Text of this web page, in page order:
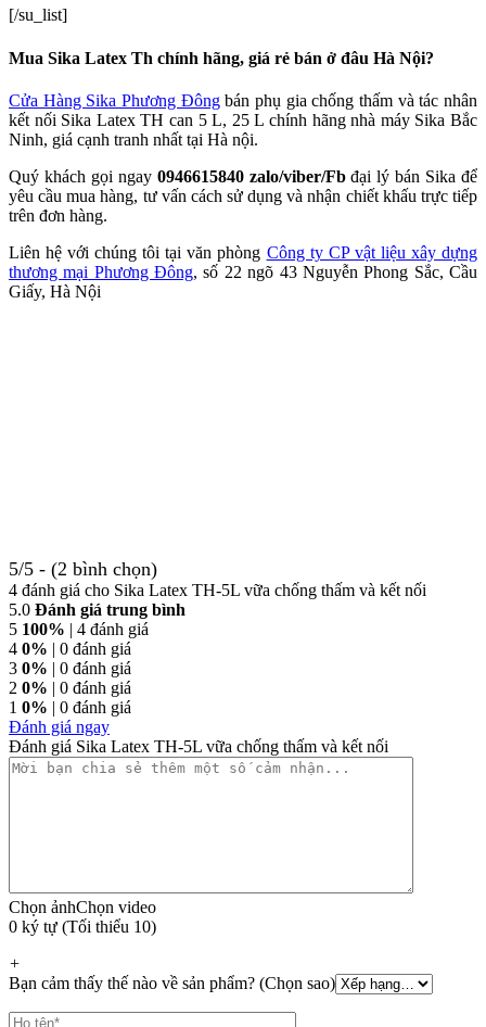
[/su_list]
Mua Sika Latex Th chính hãng, giá rẻ bán ở đâu Hà Nội?
Cửa Hàng Sika Phương Đôngbán phụ gia chống thấm và tác nhân
kết nối Sika Latex TH can 5 L, 25 L chính hãng nhà máy Sika Bắc
Ninh, giá cạnh tranh nhất tại Hà nội.
Quý khách gọi ngay 0946615840 zalo/viber/Fbđại lý bán Sika để
yêu cầu mua hàng, tư vấn cách sử dụng và nhận chiết khấu trực tiếp
trên đơn hàng.
Liên hệ với chúng tôi tại văn phòng Công ty CP vật liệu xây dựng
thương mại Phương Đông, số 22 ngõ 43 Nguyễn Phong Sắc, Cầu
Giấy, Hà Nội
5/5 - (2 bình chọn)
4 đánh giá cho Sika Latex TH-5L vữa chống thấm và kết nối
5.0 Đánh giá trung bình
5 100% | 4 đánh giá
4 0% | 0 đánh giá
3 0% | 0 đánh giá
2 0% | 0 đánh giá
1 0% | 0 đánh giá
Đánh giá ngay
Đánh giá Sika Latex TH-5L vữa chống thấm và kết nối
Chọn ảnhChọn video
0 ký tự (Tối thiểu 10)
+
Bạn cảm thấy thế nào về sản phẩm? (Chọn sao)